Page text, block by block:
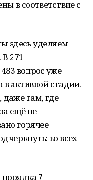
в соответствие с
здесь уделяем
271
вопрос уже
в активной стадии.
даже там, где
ещё не
горячее
во всех
7